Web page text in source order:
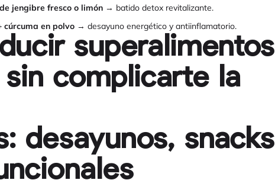
jengibre fresco o limón → batido detox revitalizante.
cúrcuma en polvo → desayuno energético y antiinflamatorio.
superalimentos
complicarte la
desayunos, snacks